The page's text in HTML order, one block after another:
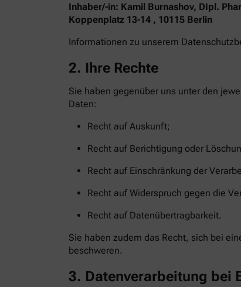
Inhaber/-in: Kamil Burnashov, DIpl.
Koppenplatz 13-14 , 10115 Berlin
Informationen zu unserem
2. Ihre Rechte
Sie haben gegenüber uns unter den
Daten:
Recht auf Auskunft;
Recht auf Berichtigung oder
Recht auf Einschränkung der
Recht auf Widerspruch gegen die
Recht auf Datenübertragbarkeit.
Sie haben zudem das Recht, sich bei
beschweren.
3. Datenverarbeitung bei